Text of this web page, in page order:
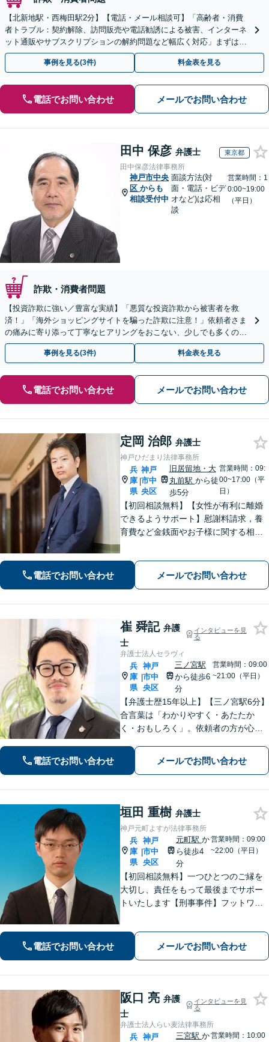
【北新地駅・西梅田駅2分】【電話・メール相談可】「高齢者・消費
者トラブル：契約解除、訪問販売や電話勧誘による被害、インターネ
ット通販やサブスクリプションの解約問題など幅広く対応」まずは一
度ご相談ください【休日・夜間相談可】
事例を見る(3件) 料金表を見る
電話でお問い合わせ メールでお問い合わせ
田中 保彦 弁護士 東京都
田中保彦法律事務所
神戸市中央
区 からも
相談受付中
面談方法(対
面・電話・ビデ
オなど)は応相
談
営業時間：1
0:00~19:00
（平日）
詐欺・消費者問題
【投資詐欺に強い／豊富な実績】「悪質な投資詐欺から被害者を救
済！」「海外ショッピングサイトを騙った詐欺に注意！」依頼者さま
の痛みに寄り添って丁寧なヒアリングをおこない、少しでも多くの返
金が得られるよう尽力します！
事例を見る(3件) 料金表を見る
電話でお問い合わせ メールでお問い合わせ
定岡 治郎 弁護士
神戸ひだまり法律事務所
兵
庫
県
|
神戸
市中
央区
旧居留地・大
丸前駅 から徒
歩5分
営業時間：09:
00~17:00（平
日）
【初回相談無料】【女性が有利に離婚
できるようサポート】慰謝料請求，養
育費など金銭面やお子様に関する相談
持ちを大切にしながら交渉します。
【Web相談可】【平日夜間可】【神戸
電話でお問い合わせ メールでお問い合わせ
崔 舜記 弁護
士
インタビューを見
る
弁護士法人セラヴィ
兵
庫
県
|
神戸
市中
央区
三ノ宮駅
から徒歩6
分
営業時間：09:00
~21:00（平日）
【弁護士歴15年以上】【三ノ宮駅6分】
合言葉は「わかりやすく・あたたか
く・おもしろく」。依頼者の方が心か
広い領域をカバー。【夜間休日/電話相
談可能】【初回面談20分無料】
電話でお問い合わせ メールでお問い合わせ
垣田 重樹 弁護士
神戸元町よすが法律事務所
兵
庫
県
|
神戸
市中
央区
元町駅 か
ら徒歩4
分
営業時間：09:00
~22:00（平日）
【初回相談無料】一つひとつのご縁を
大切し、責任をもって最後までサポー
トいたします【刑事事件】フットワー
題】経済面やお子さまの将来を見据
え、納得できる解決策を提案【元町駅4
電話でお問い合わせ メールでお問い合わせ
阪口 亮 弁護
士
インタビューを見
る
弁護士法人らい麦法律事務所
兵
神戸
三宮駅 か営業時間：10:00